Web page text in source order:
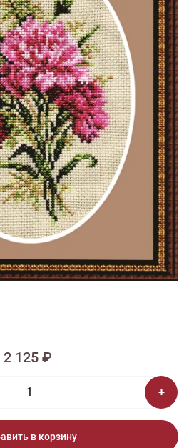
1/2
товара могут незначительно
взависимости от разрешения и
условий освещения при съемке
с
2 125 ₽
в корзину